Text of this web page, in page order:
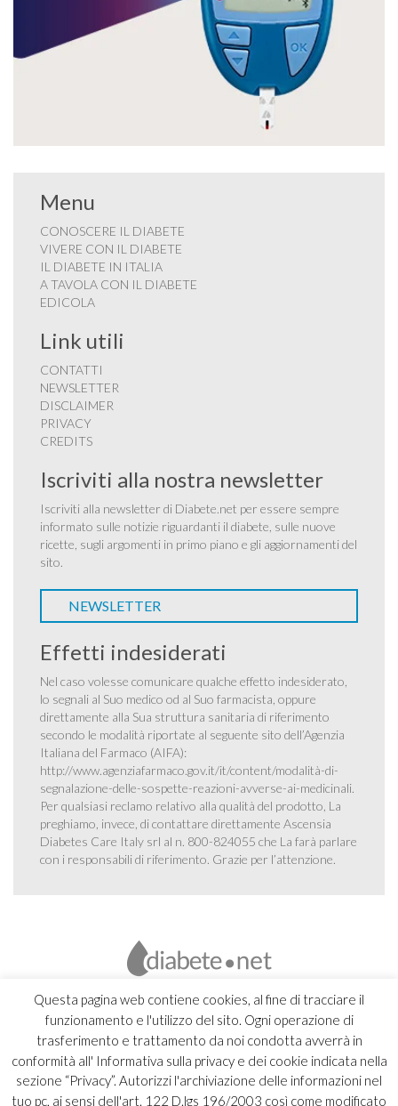
Questa pagina web contiene cookies, al fine di tracciare il
funzionamento e l'utilizzo del sito. Ogni operazione di
trasferimento e trattamento da noi condotta avverrà in
conformità all' Informativa sulla privacy e dei cookie indicata nella
sezione “Privacy”. Autorizzi l'archiviazione delle informazioni nel
tuo pc, ai sensi dell'art. 122 D.lgs 196/2003 così come modificato
Menu
CONOSCERE IL DIABETE
VIVERE CON IL DIABETE
IL DIABETE IN ITALIA
A TAVOLA CON IL DIABETE
EDICOLA
Link utili
CONTATTI
NEWSLETTER
DISCLAIMER
PRIVACY
CREDITS
Iscriviti alla nostra newsletter
Iscriviti alla newsletter di Diabete.net per essere sempre
informato sulle notizie riguardanti il diabete, sulle nuove
ricette, sugli argomenti in primo piano e gli aggiornamenti del
sito.
NEWSLETTER
Effetti indesiderati
Nel caso volesse comunicare qualche effetto indesiderato,
lo segnali al Suo medico od al Suo farmacista, oppure
direttamente alla Sua struttura sanitaria di riferimento
secondo le modalità riportate al seguente sito dell’Agenzia
Italiana del Farmaco (AIFA):
http://www.agenziafarmaco.gov.it/it/content/modalità-di-
segnalazione-delle-sospette-reazioni-avverse-ai-medicinali.
Per qualsiasi reclamo relativo alla qualità del prodotto, La
preghiamo, invece, di contattare direttamente Ascensia
Diabetes Care Italy srl al n. 800-824055 che La farà parlare
con i responsabili di riferimento. Grazie per l’attenzione.